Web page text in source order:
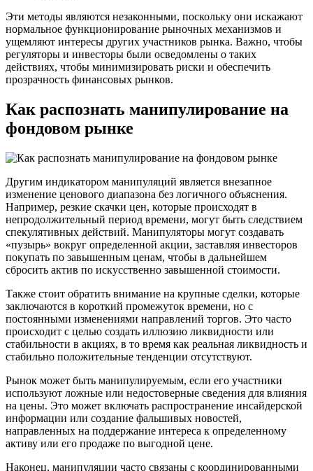
Эти методы являются незаконными, поскольку они искажают
нормальное функционирование рыночных механизмов и
ущемляют интересы других участников рынка. Важно, чтобы
регуляторы и инвесторы были осведомлены о таких
действиях, чтобы минимизировать риски и обеспечить
прозрачность финансовых рынков.
Как распознать манипулирование на
фондовом рынке
Другим индикатором манипуляций является внезапное
изменение ценового диапазона без логичного объяснения.
Например, резкие скачки цен, которые происходят в
непродолжительный период времени, могут быть следствием
спекулятивных действий. Манипуляторы могут создавать
«пузырь» вокруг определенной акции, заставляя инвесторов
покупать по завышенным ценам, чтобы в дальнейшем
сбросить актив по искусственно завышенной стоимости.
Также стоит обратить внимание на крупные сделки, которые
заключаются в короткий промежуток времени, но с
постоянными изменениями направлений торгов. Это часто
происходит с целью создать иллюзию ликвидности или
стабильности в акциях, в то время как реальная ликвидность и
стабильно положительные тенденции отсутствуют.
Рынок может быть манипулируемым, если его участники
используют ложные или недостоверные сведения для влияния
на цены. Это может включать распространение инсайдерской
информации или создание фальшивых новостей,
направленных на поддержание интереса к определенному
активу или его продаже по выгодной цене.
Наконец, манипуляции часто связаны с координированными